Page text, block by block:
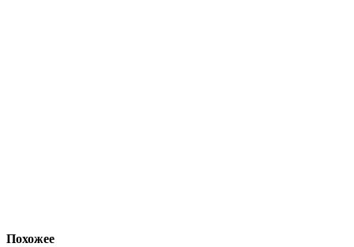
Похожее